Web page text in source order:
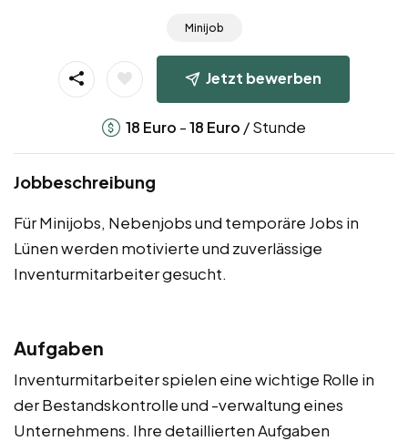
Minijob
Jetzt bewerben
18 Euro -18 Euro / Stunde
Jobbeschreibung
Für Minijobs, Nebenjobs und temporäre Jobs in
Lünen werden motivierte und zuverlässige
Inventurmitarbeiter gesucht.
Aufgaben
Inventurmitarbeiter spielen eine wichtige Rolle in
der Bestandskontrolle und -verwaltung eines
Unternehmens. Ihre detaillierten Aufgaben